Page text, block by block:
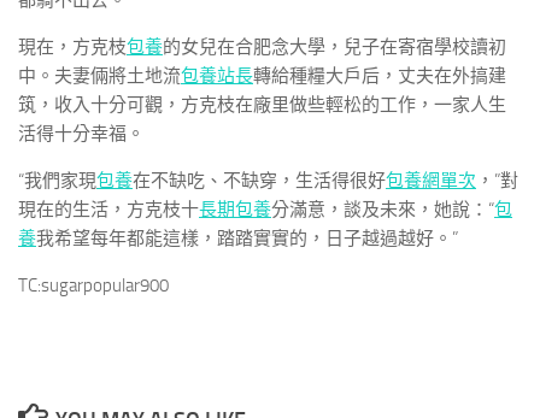
現在，方克枝包養的女兒在合肥念大學，兒子在寄宿學校讀初
中。夫妻倆將土地流包養站長轉給種糧大戶后，丈夫在外搞建
筑，收入十分可觀，方克枝在廠里做些輕松的工作，一家人生
活得十分幸福。
“我們家現包養在不缺吃、不缺穿，生活得很好包養網單次 ，”對
現在的生活，方克枝十長期包養分滿意，談及未來，她說：“包
養我希望每年都能這樣，踏踏實實的，日子越過越好。”
TC:sugarpopular900